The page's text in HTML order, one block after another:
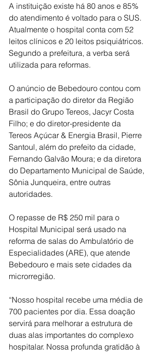
A instituição existe há 80 anos e 85%
do atendimento é voltado para o SUS.
Atualmente o hospital conta com 52
leitos clínicos e 20 leitos psiquiátricos.
Segundo a prefeitura, a verba será
utilizada para reformas.
O anúncio de Bebedouro contou com
a participação do diretor da Região
Brasil do Grupo Tereos, Jacyr Costa
Filho; e do diretor-presidente da
Tereos Açúcar & Energia Brasil, Pierre
Santoul, além do prefeito da cidade,
Fernando Galvão Moura; e da diretora
do Departamento Municipal de Saúde,
Sônia Junqueira, entre outras
autoridades.
O repasse de R$ 250 mil para o
Hospital Municipal será usado na
reforma de salas do Ambulatório de
Especialidades (ARE), que atende
Bebedouro e mais sete cidades da
microrregião.
“Nosso hospital recebe uma média de
700 pacientes por dia. Essa doação
servirá para melhorar a estrutura de
duas alas importantes do complexo
hospitalar. Nossa profunda gratidão à